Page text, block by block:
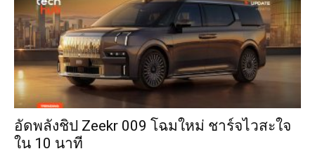
อัดพลังชิป Zeekr 009 โฉมใหม่ ชาร์จไวสะใจ
ใน 10 นาที